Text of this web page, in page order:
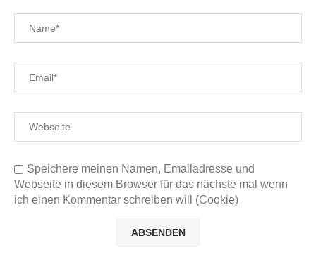
Speichere meinen Namen, Emailadresse und
Webseite in diesem Browser für das nächste mal wenn
ich einen Kommentar schreiben will (Cookie)